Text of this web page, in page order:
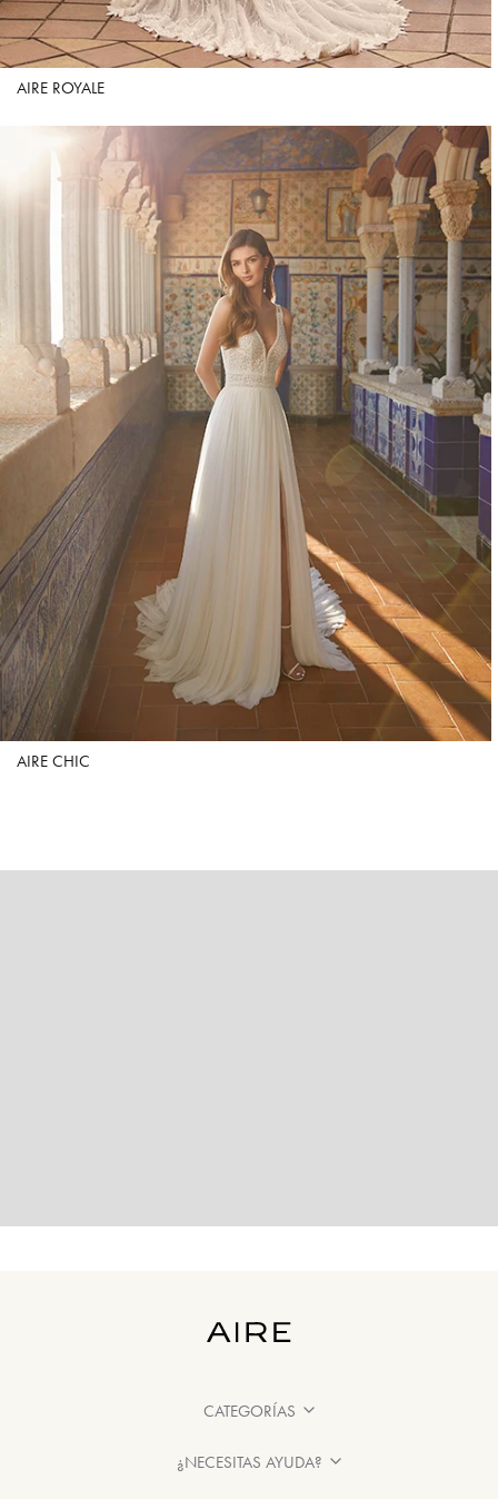
AIRE ROYALE
AIRE CHIC
CATEGORÍAS
¿NECESITAS AYUDA?